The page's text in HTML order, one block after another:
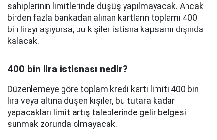
sahiplerinin limitlerinde düşüş yapılmayacak. Ancak
birden fazla bankadan alınan kartların toplamı 400
bin lirayı aşıyorsa, bu kişiler istisna kapsamı dışında
kalacak.
400 bin lira istisnası nedir?
Düzenlemeye göre toplam kredi kartı limiti 400 bin
lira veya altına düşen kişiler, bu tutara kadar
yapacakları limit artış taleplerinde gelir belgesi
sunmak zorunda olmayacak.